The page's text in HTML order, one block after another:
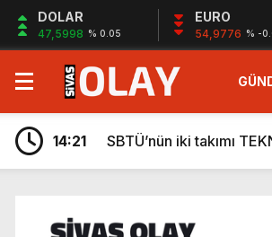
DOLAR
47,5998 % 0.05
EURO
54,9776 % -
21:52
Yönetim bunu neden
14:21
SBTÜ’nün iki takımı
14:02
ÖNDER derneğinden
12:34
Ustalık ve kalfalık sınav